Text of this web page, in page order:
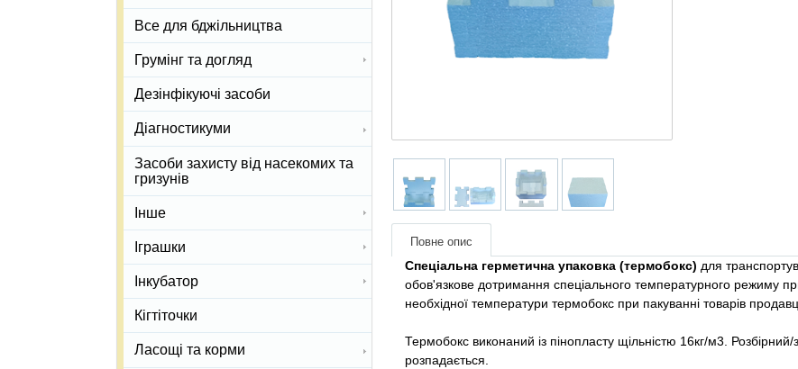
Повне опис
Спеціальна герметична упаковка (термобокс) для
обов'язкове дотримання спеціального температурного режиму
необхідної температури термобокс при пакуванні товарів
Термобокс виконаний із пінопласту щільністю 16кг/м3.
розпадається.
Все для бджільництва
Грумінг та догляд
Дезінфікуючі засоби
Діагностикуми
Засоби захисту від насекомих та
гризунів
Інше
Іграшки
Інкубатор
Кігтіточки
Ласощі та корми